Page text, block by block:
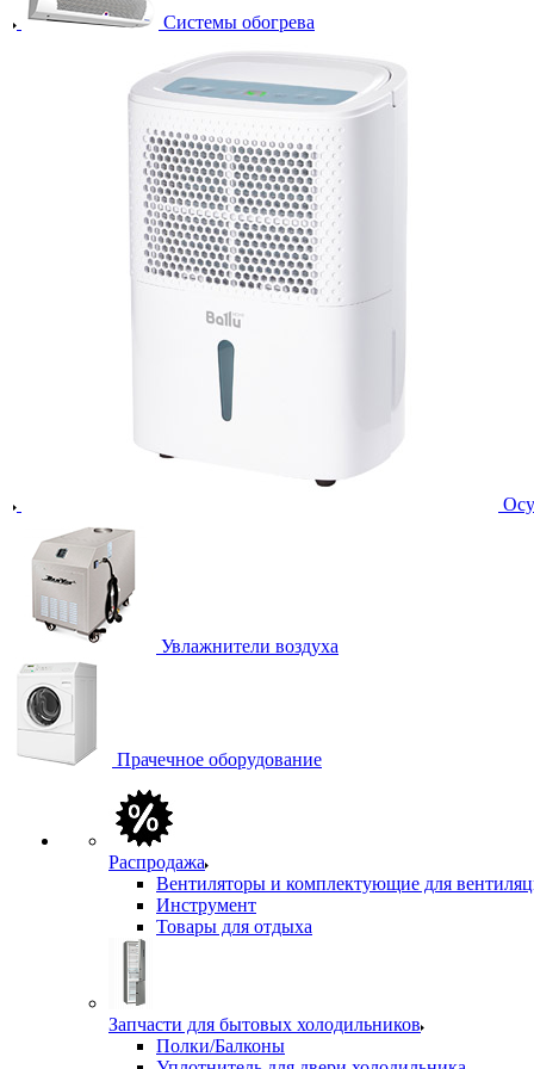
Системы обогрева
Увлажнители воздуха
Прачечное оборудование
Распродажа
Вентиляторы и комплектующие для
Инструмент
Товары для отдыха
Запчасти для бытовых холодильников
Полки/Балконы